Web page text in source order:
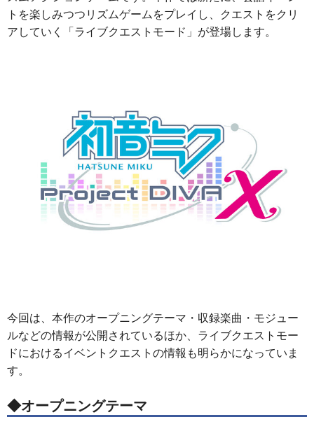
トを楽しみつつリズムゲームをプレイし、クエストをクリ
アしていく「ライブクエストモード」が登場します。
今回は、本作のオープニングテーマ・収録楽曲・モジュー
ルなどの情報が公開されているほか、ライブクエストモー
ドにおけるイベントクエストの情報も明らかになっていま
す。
◆オープニングテーマ